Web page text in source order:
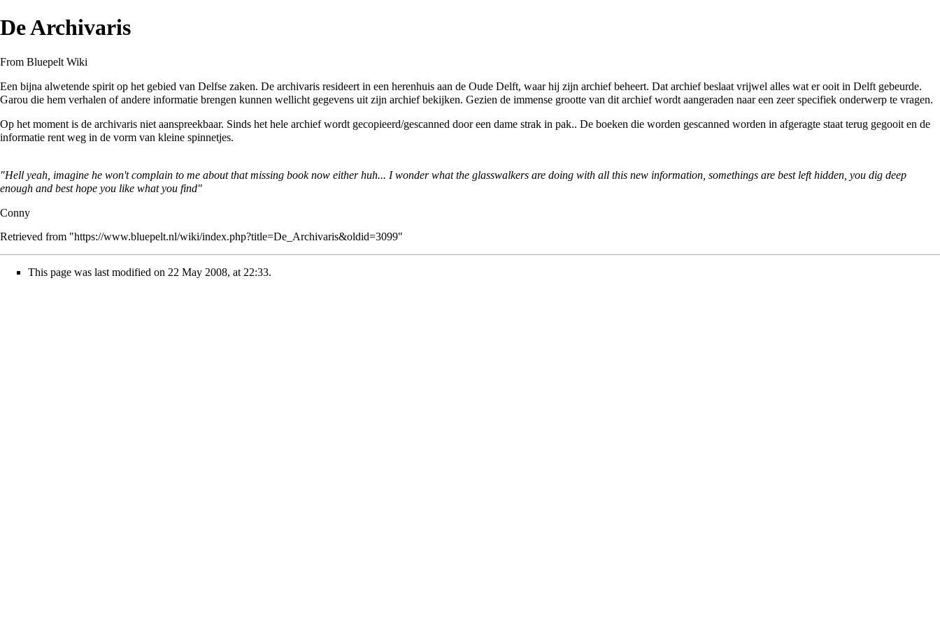
De Archivaris
From Bluepelt Wiki
Een bijna alwetende spirit op het gebied van Delfse zaken. De archivaris resideert in een herenhuis aan de Oude Delft, waar hij zijn archief beheert. Dat archief beslaat vrijwel alles wat er ooit in Delft gebeurde.
Garou die hem verhalen of andere informatie brengen kunnen wellicht gegevens uit zijn archief bekijken. Gezien de immense grootte van dit archief wordt aangeraden naar een zeer specifiek onderwerp te vragen.
Op het moment is de archivaris niet aanspreekbaar. Sinds het hele archief wordt gecopieerd/gescanned door een dame strak in pak.. De boeken die worden gescanned worden in afgeragte staat terug gegooit en de
informatie rent weg in de vorm van kleine spinnetjes.
"Hell yeah, imagine he won't complain to me about that missing book now either huh... I wonder what the glasswalkers are doing with all this new information, somethings are best left hidden, you dig deep
enough and best hope you like what you find"
Conny
Retrieved from "https://www.bluepelt.nl/wiki/index.php?title=De_Archivaris&oldid=3099"
This page was last modified on 22 May 2008, at 22:33.